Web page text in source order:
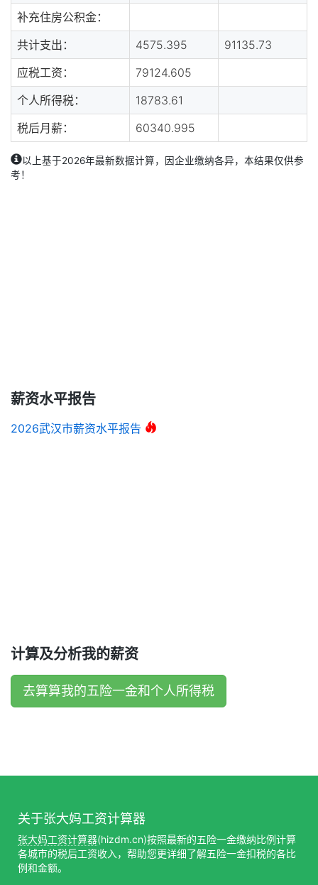
补充住房公积金：
共计支出：
4575.395
91135.73
应税工资：
79124.605
个人所得税：
18783.61
税后月薪：
60340.995
以上基于2026年最新数据计算，因企业缴纳各异，本结果仅供参
考！
薪资水平报告
2026武汉市薪资水平报告
计算及分析我的薪资
去算算我的五险一金和个人所得税
关于张大妈工资计算器
张大妈工资计算器(hizdm.cn)按照最新的五险一金缴纳比例计算
各城市的税后工资收入，帮助您更详细了解五险一金扣税的各比
例和金额。